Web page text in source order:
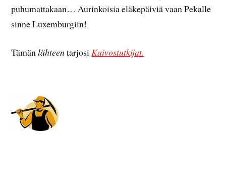
puhumattakaan… Aurinkoisia eläkepäiviä vaan Pekalle
sinne Luxemburgiin!
TämänlähteentarjosiKaivostutkijat.